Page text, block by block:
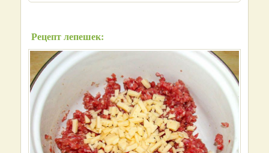
Рецепт лепешек: